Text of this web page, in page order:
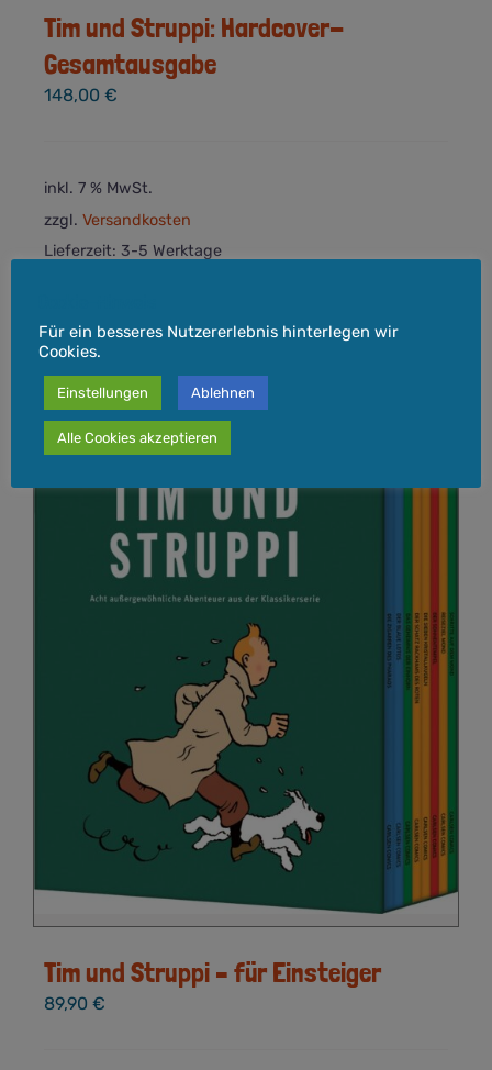
Tim und Struppi: Hardcover-
Gesamtausgabe
148,00 €
inkl. 7 % MwSt.
zzgl. Versandkosten
Lieferzeit: 3-5 Werktage
Tim und Struppi – für Einsteiger
89,90 €
Für ein besseres Nutzererlebnis hinterlegen wir
Cookies.
Einstellungen Ablehnen
Alle Cookies akzeptieren